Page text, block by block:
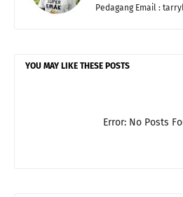
Pedagang Email :
YOU MAY LIKE THESE POSTS
Error: No Posts